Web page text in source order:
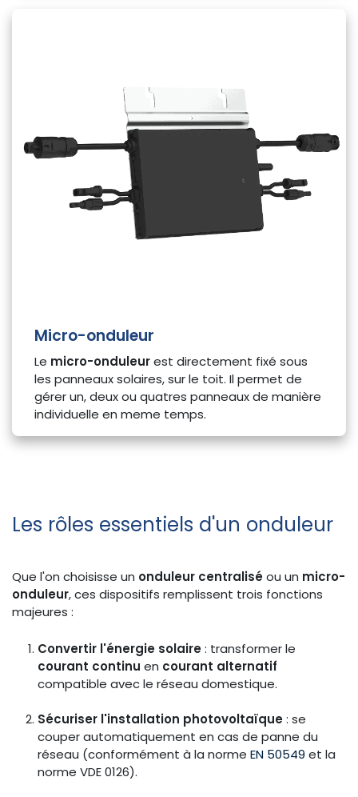
Micro-onduleur
Le micro-onduleurest directement fixé sous
les panneaux solaires, sur le toit. Il permet de
gérer un, deux ou quatres panneaux de manière
individuelle en meme temps.
Les rôles essentiels d'un onduleur
Que l'on choisisse un onduleur centraliséou un micro-
onduleur, ces dispositifs remplissent trois fonctions
majeures :
Convertir l'énergie solaire: transformer le
courant continu en courant alternatif
compatible avec le réseau domestique.
Sécuriser l'installation photovoltaïque: se
couper automatiquement en cas de panne du
réseau (conformément à la norme EN 50549 et la
norme VDE 0126).